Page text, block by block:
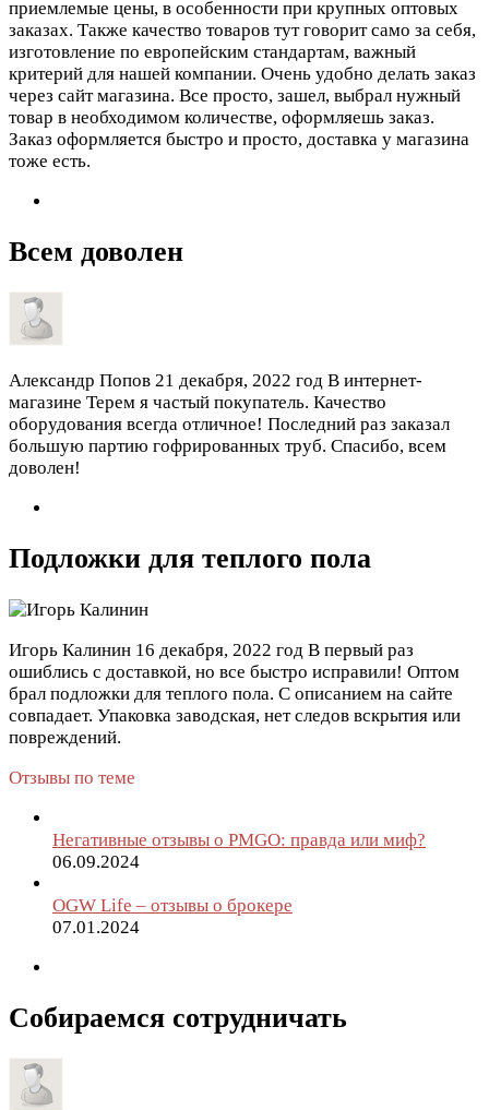
приемлемые цены, в особенности при крупных оптовых
заказах. Также качество товаров тут говорит само за себя,
изготовление по европейским стандартам, важный
критерий для нашей компании. Очень удобно делать заказ
через сайт магазина. Все просто, зашел, выбрал нужный
товар в необходимом количестве, оформляешь заказ.
Заказ оформляется быстро и просто, доставка у магазина
тоже есть.
Всем доволен
Александр Попов 21 декабря, 2022 год В интернет-
магазине Терем я частый покупатель. Качество
оборудования всегда отличное! Последний раз заказал
большую партию гофрированных труб. Спасибо, всем
доволен!
Подложки для теплого пола
Игорь Калинин 16 декабря, 2022 год В первый раз
ошиблись с доставкой, но все быстро исправили! Оптом
брал подложки для теплого пола. С описанием на сайте
совпадает. Упаковка заводская, нет следов вскрытия или
повреждений.
Отзывы по теме
Негативные отзывы о PMGO: правда или миф?
06.09.2024
OGW Life – отзывы о брокере
07.01.2024
Собираемся сотрудничать